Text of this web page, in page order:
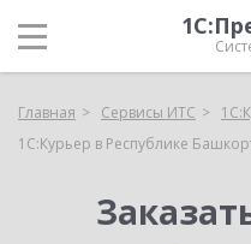
Главная Сервисы ИТС
1С:Курьер в Республике